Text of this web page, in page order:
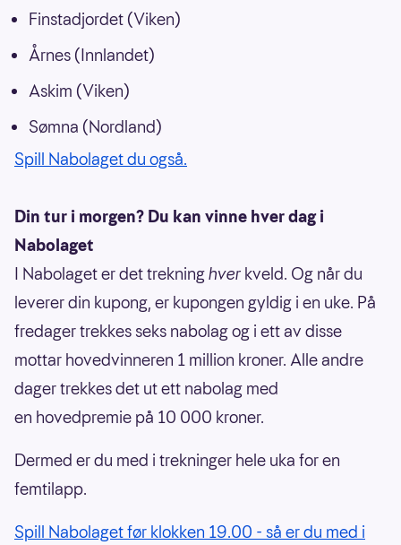
Finstadjordet (Viken)
Årnes (Innlandet)
Askim (Viken)
Sømna (Nordland)
Spill Nabolaget du også.
Din tur i morgen? Du kan vinne hver dag i
Nabolaget
I Nabolaget er det trekninghver kveld. Og når du
leverer din kupong, er kupongen gyldig i en uke. På
fredager trekkes seks nabolag og i ett av disse
mottar hovedvinneren 1 million kroner. Alle andre
dager trekkes det ut ett nabolag med
en hovedpremie på 10 000 kroner.
Dermed er du med i trekninger hele uka for en
femtilapp.
Spill Nabolaget før klokken 19.00 - så er du med i